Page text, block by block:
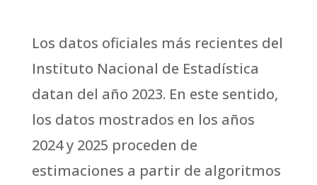
Los datos oficiales más recientes del
Instituto Nacional de Estadística
datan del año 2023. En este sentido,
los datos mostrados en los años
2024 y 2025 proceden de
estimaciones a partir de algoritmos